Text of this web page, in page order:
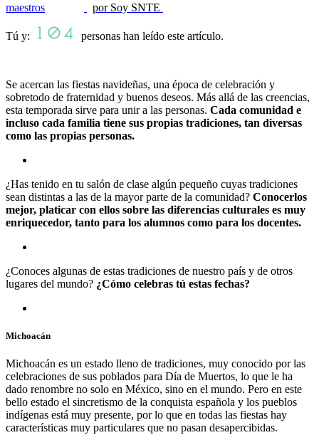
por Soy SNTE
Tú y: personas han leído este artículo.
Se acercan las fiestas navideñas, una época de celebración y
sobretodo de fraternidad y buenos deseos. Más allá de las creencias,
esta temporada sirve para unir a las personas. Cada comunidad e
incluso cada familia tiene sus propias tradiciones, tan diversas
como las propias personas.
¿Has tenido en tu salón de clase algún pequeño cuyas tradiciones
sean distintas a las de la mayor parte de la comunidad? Conocerlos
mejor, platicar con ellos sobre las diferencias culturales es muy
enriquecedor, tanto para los alumnos como para los docentes.
¿Conoces algunas de estas tradiciones de nuestro país y de otros
lugares del mundo? ¿Cómo celebras tú estas fechas?
Michoacán
Michoacán es un estado lleno de tradiciones, muy conocido por las
celebraciones de sus poblados para Día de Muertos, lo que le ha
dado renombre no solo en México, sino en el mundo. Pero en este
bello estado el sincretismo de la conquista española y los pueblos
indígenas está muy presente, por lo que en todas las fiestas hay
características muy particulares que no pasan desapercibidas.